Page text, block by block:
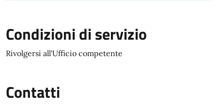
Condizioni di servizio
Rivolgersi all'Ufficio competente
Contatti